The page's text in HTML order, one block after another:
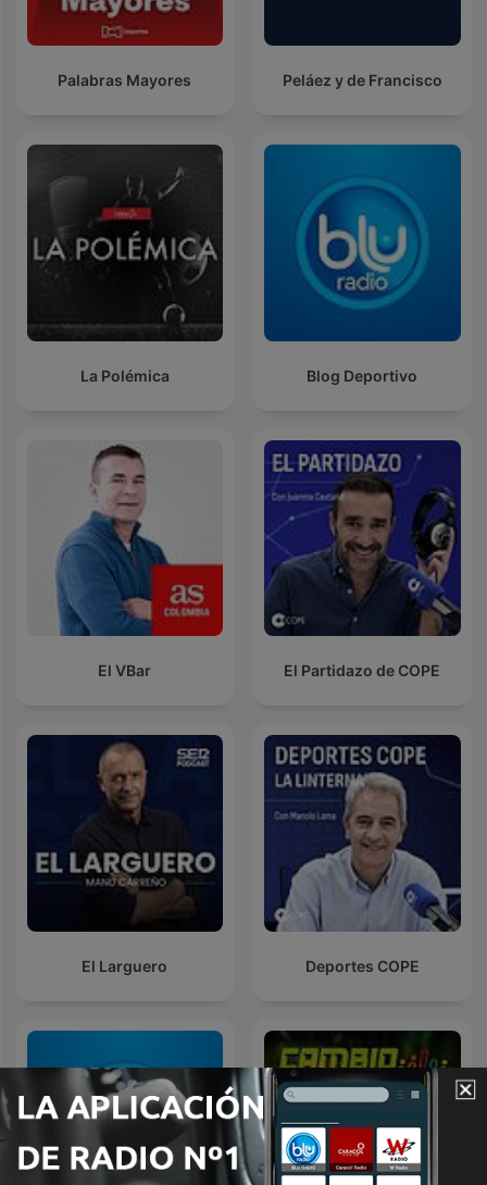
Palabras Mayores Peláez y de Francisco
La Polémica Blog Deportivo
El VBar El Partidazo de COPE
El Larguero Deportes COPE